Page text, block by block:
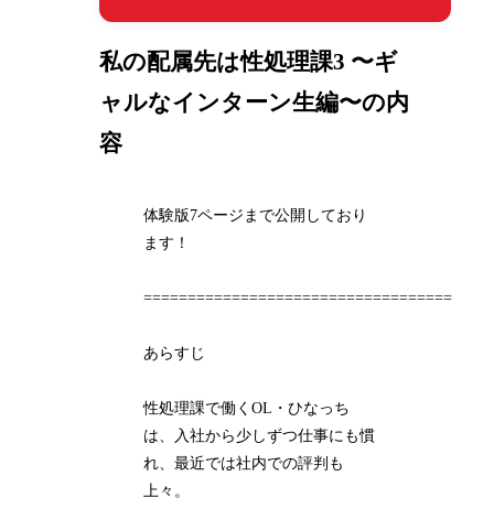
私の配属先は性処理課3 〜ギ
ャルなインターン生編〜の内
容
体験版7ページまで公開しており
ます！
===================================
あらすじ
性処理課で働くOL・ひなっち
は、入社から少しずつ仕事にも慣
れ、最近では社内での評判も
上々。